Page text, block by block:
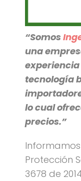
“Somos
una
tecnología
lo cual
precios.”
Protección
3678 de